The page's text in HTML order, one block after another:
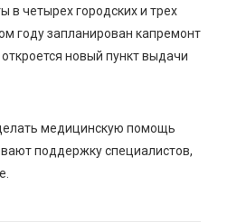
в четырех городских и трех
году запланирован капремонт
новый пункт выдачи
медицинскую помощь
поддержку специалистов,